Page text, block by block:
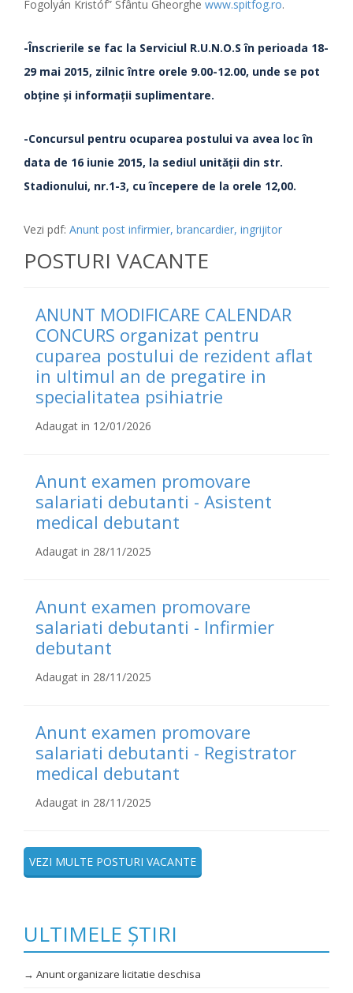
Fogolyán Kristóf” Sfântu Gheorghe www.spitfog.ro.
-Înscrierile se fac la Serviciul R.U.N.O.S în perioada 18-
29 mai 2015, zilnic între orele 9.00-12.00, unde se pot
obţine şi informaţii suplimentare.
-Concursul pentru ocuparea postului va avea loc în
data de 16 iunie 2015, la sediul unităţii din str.
Stadionului, nr.1-3, cu începere de la orele 12,00.
Vezi pdf: Anunt post infirmier, brancardier, ingrijitor
POSTURI VACANTE
ANUNT MODIFICARE CALENDAR
CONCURS organizat pentru
cuparea postului de rezident aflat
in ultimul an de pregatire in
specialitatea psihiatrie
Adaugat in 12/01/2026
Anunt examen promovare
salariati debutanti - Asistent
medical debutant
Adaugat in 28/11/2025
Anunt examen promovare
salariati debutanti - Infirmier
debutant
Adaugat in 28/11/2025
Anunt examen promovare
salariati debutanti - Registrator
medical debutant
Adaugat in 28/11/2025
VEZI MULTE POSTURI VACANTE
ULTIMELE ȘTIRI
→ Anunt organizare licitatie deschisa